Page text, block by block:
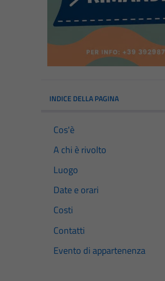
INDICE DELLA PAGINA
Cos'è
A chi è rivolto
Luogo
Date e orari
Costi
Contatti
Evento di appartenenza